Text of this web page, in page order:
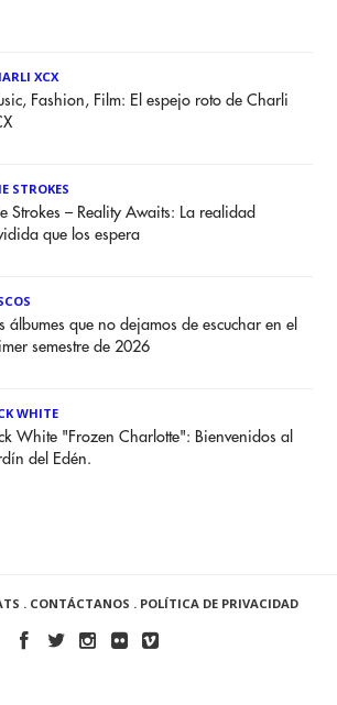
XCX
Fashion, Film: El espejo roto de Charli
STROKES
Strokes – Reality Awaits: La realidad
que los espera
álbumes que no dejamos de escuchar en el
semestre de 2026
WHITE
White "Frozen Charlotte": Bienvenidos al
del Edén.
. CONTÁCTANOS . POLÍTICA DE PRIVACIDAD